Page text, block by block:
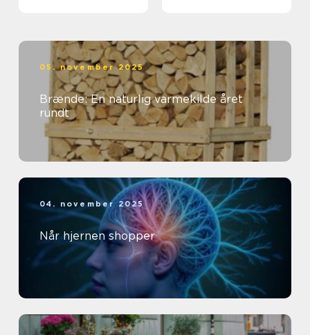
05. november 2025
Brænde: En naturlig varmekilde året
rundt
04. november 2025
Når hjernen shopper